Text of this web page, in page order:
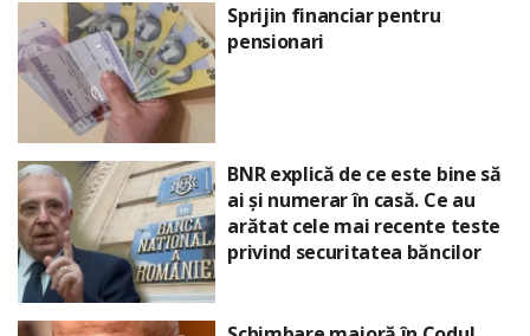
Sprijin financiar pentru
pensionari
BNR explică de ce este bine să
ai și numerar în casă. Ce au
arătat cele mai recente teste
privind securitatea băncilor